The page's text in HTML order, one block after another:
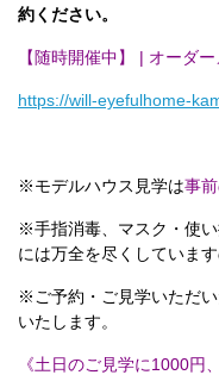
約ください。
【随時開催中】 | オーダ
https://will-eyefulhome-
※モデルハウス見学は事
※手指消毒、マスク・使
には万全を尽くしていま
※ご予約・ご見学いただ
いたします。
《土日のご見学に1000円